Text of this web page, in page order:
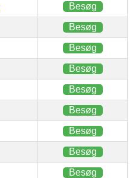
Besøg
Besøg
Besøg
Besøg
Besøg
Besøg
Besøg
Besøg
Besøg